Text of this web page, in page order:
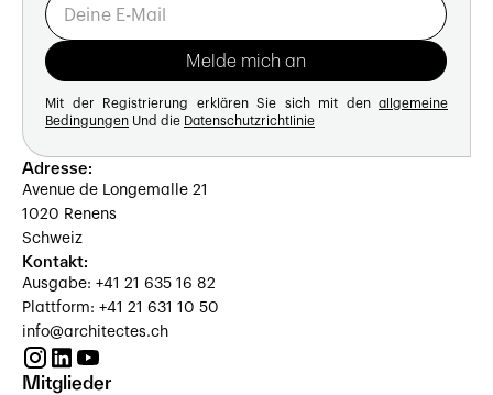
Mit der Registrierung erklären Sie sich mit den allgemeine
Bedingungen Und die Datenschutzrichtlinie
Adresse:
Avenue de Longemalle 21
1020 Renens
Schweiz
Kontakt:
Ausgabe: +41 21 635 16 82
Plattform: +41 21 631 10 50
info@architectes.ch
Mitglieder